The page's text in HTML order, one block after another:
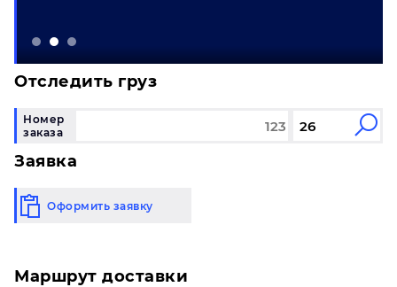
Отследить груз
Номер
заказа
Заявка
Оформить заявку
Маршрут доставки